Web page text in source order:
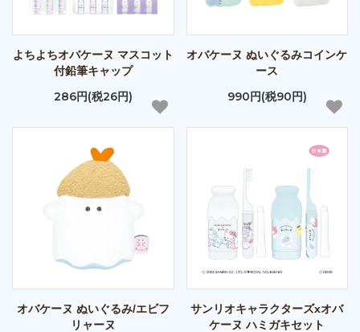
よちよちオバケーヌ マスコット
付鉛筆キャップ
286円(税26円)
オバケーヌ ぬいぐるみコインケ
ース
990円(税90円)
オバケーヌ ぬいぐるみ/エビフ
リャーヌ
サンリオキャラクターズxオバ
ケーヌ ハミガキセット